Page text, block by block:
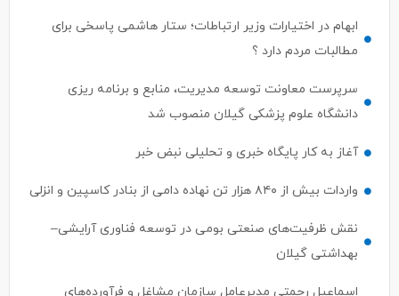
سرپرست معاونت توسعه مدیریت، منابع و برنامه ریزی
آغاز به کار پایگاه خبری و تحلیلی نبض خبر
واردات بیش از ۸۴۰ هزار تن نهاده دامی از بنادر كاسپین و انزلی
نقش ظرفیت‌های صنعتی بومی در توسعه فناوری آرایشی–
بهداشتی گیلان
اسماعیل رحمتی مدیرعامل سازمان مشاغل و فرآورده‌های